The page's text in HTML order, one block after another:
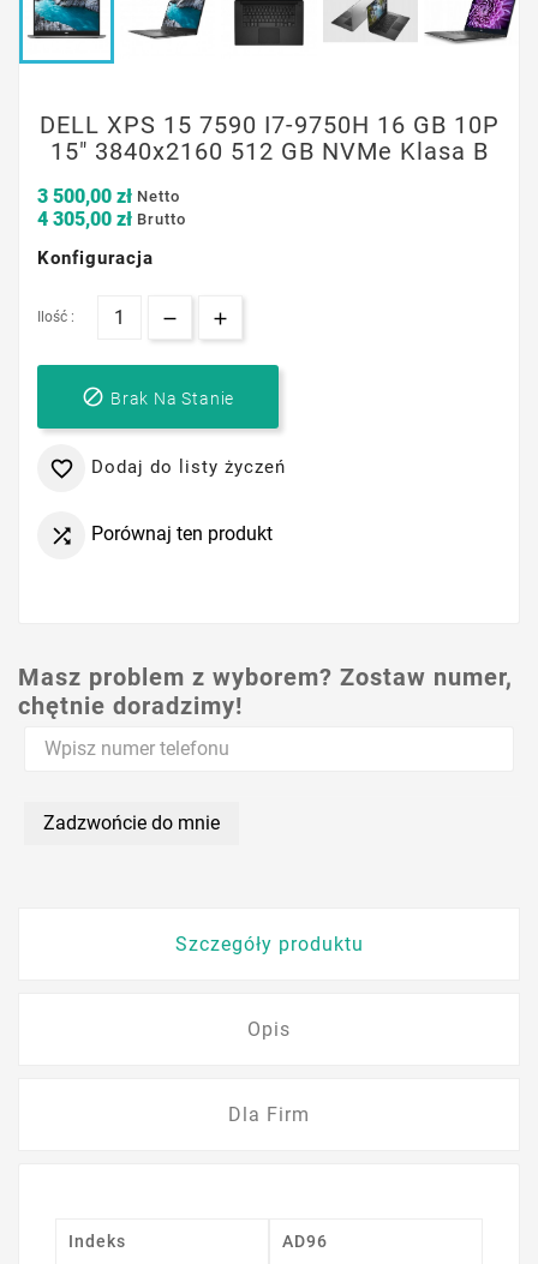
DELL XPS 15 7590 I7-9750H 16 GB 10P
15" 3840x2160 512 GB NVMe Klasa B
3 500,00 zł Netto
4 305,00 zł Brutto
Konfiguracja
Ilość :
 Brak Na Stanie
 Dodaj do listy życzeń
 Porównaj ten produkt
Masz problem z wyborem? Zostaw numer,
chętnie doradzimy!
Zadzwońcie do mnie
Szczegóły produktu
Opis
Dla Firm
Indeks AD96